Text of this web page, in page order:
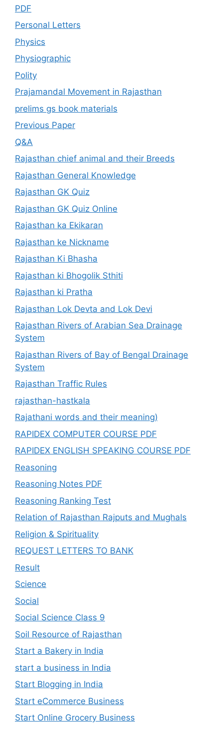
PDF
Personal Letters
Physics
Physiographic
Polity
Prajamandal Movement in Rajasthan
prelims gs book materials
Previous Paper
Q&A
Rajasthan chief animal and their Breeds
Rajasthan General Knowledge
Rajasthan GK Quiz
Rajasthan GK Quiz Online
Rajasthan ka Ekikaran
Rajasthan ke Nickname
Rajasthan Ki Bhasha
Rajasthan ki Bhogolik Sthiti
Rajasthan ki Pratha
Rajasthan Lok Devta and Lok Devi
Rajasthan Rivers of Arabian Sea Drainage
System
Rajasthan Rivers of Bay of Bengal Drainage
System
Rajasthan Traffic Rules
rajasthan-hastkala
Rajathani words and their meaning)
RAPIDEX COMPUTER COURSE PDF
RAPIDEX ENGLISH SPEAKING COURSE PDF
Reasoning
Reasoning Notes PDF
Reasoning Ranking Test
Relation of Rajasthan Rajputs and Mughals
Religion & Spirituality
REQUEST LETTERS TO BANK
Result
Science
Social
Social Science Class 9
Soil Resource of Rajasthan
Start a Bakery in India
start a business in India
Start Blogging in India
Start eCommerce Business
Start Online Grocery Business